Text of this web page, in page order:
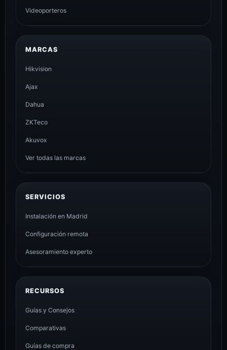
Videoporteros
MARCAS
Hikvision
Ajax
Dahua
ZKTeco
Akuvox
Ver todas las marcas
SERVICIOS
Instalación en Madrid
Configuración remota
Asesoramiento experto
RECURSOS
Guías y Consejos
Comparativas
Guías de compra